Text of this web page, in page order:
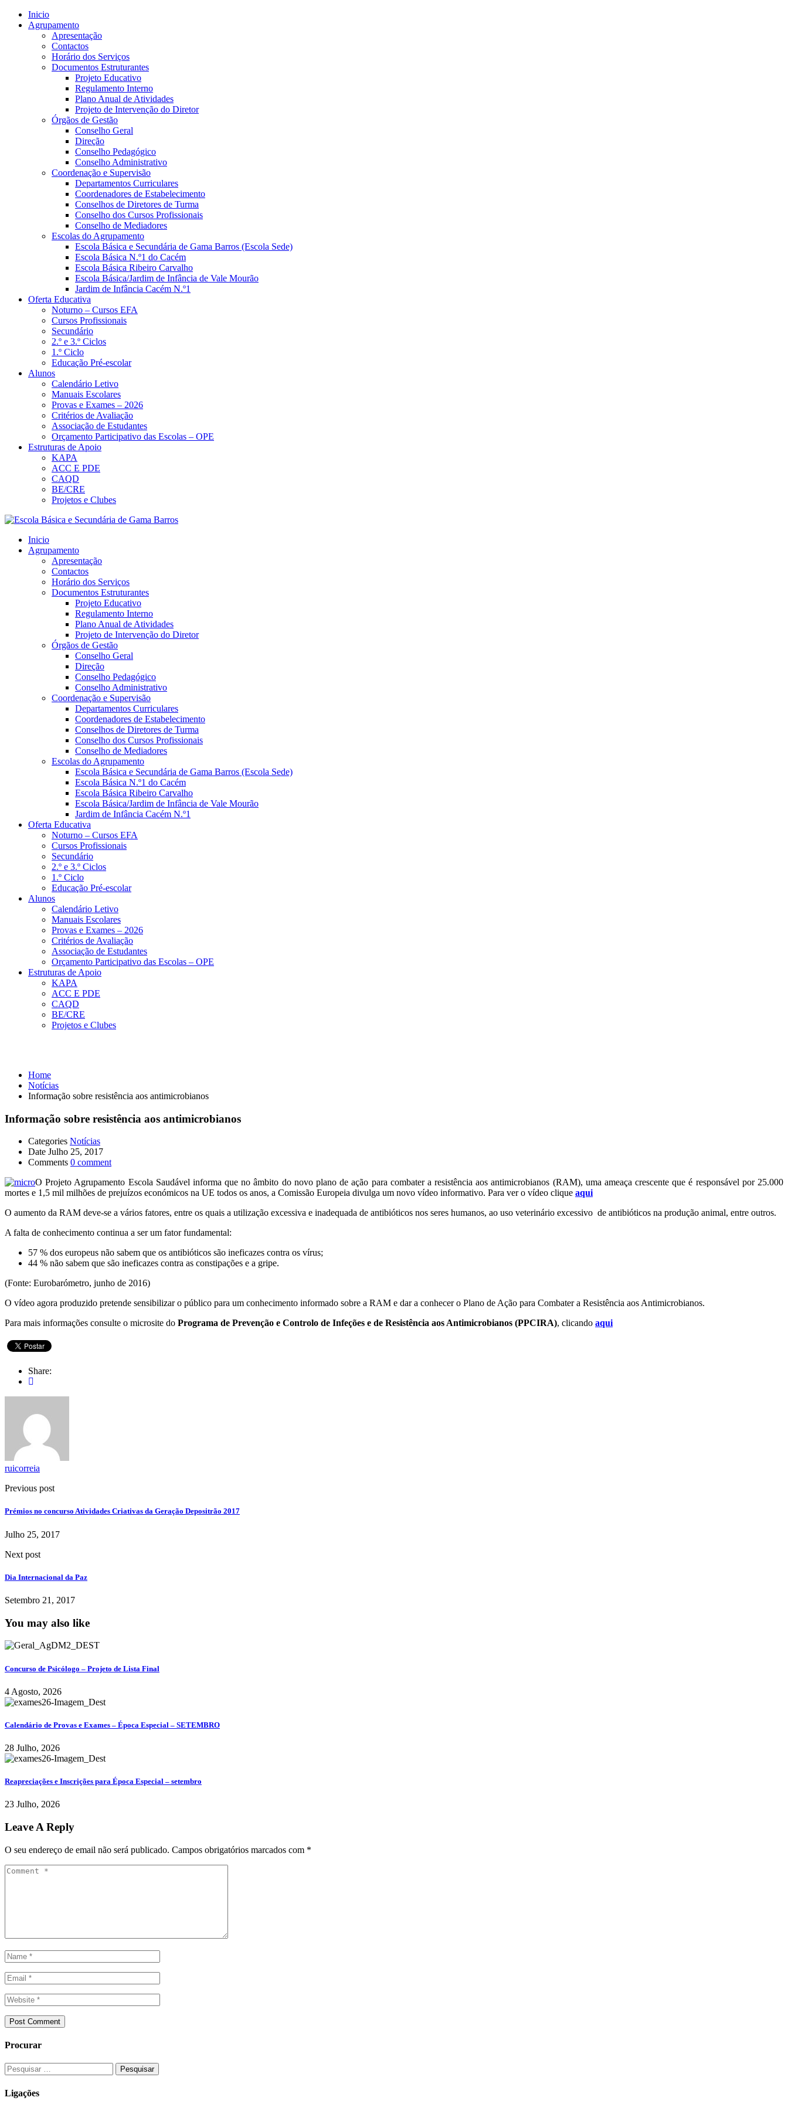
Inicio
Agrupamento
Apresentação
Contactos
Horário dos Serviços
Documentos Estruturantes
Projeto Educativo
Regulamento Interno
Plano Anual de Atividades
Projeto de Intervenção do Diretor
Órgãos de Gestão
Conselho Geral
Direção
Conselho Pedagógico
Conselho Administrativo
Coordenação e Supervisão
Departamentos Curriculares
Coordenadores de Estabelecimento
Conselhos de Diretores de Turma
Conselho dos Cursos Profissionais
Conselho de Mediadores
Escolas do Agrupamento
Escola Básica e Secundária de Gama Barros (Escola Sede)
Escola Básica N.º1 do Cacém
Escola Básica Ribeiro Carvalho
Escola Básica/Jardim de Infância de Vale Mourão
Jardim de Infância Cacém N.º1
Oferta Educativa
Noturno – Cursos EFA
Cursos Profissionais
Secundário
2.º e 3.º Ciclos
1.º Ciclo
Educação Pré-escolar
Alunos
Calendário Letivo
Manuais Escolares
Provas e Exames – 2026
Critérios de Avaliação
Associação de Estudantes
Orçamento Participativo das Escolas – OPE
Estruturas de Apoio
KAPA
ACC E PDE
CAQD
BE/CRE
Projetos e Clubes
Inicio
Agrupamento
Apresentação
Contactos
Horário dos Serviços
Documentos Estruturantes
Projeto Educativo
Regulamento Interno
Plano Anual de Atividades
Projeto de Intervenção do Diretor
Órgãos de Gestão
Conselho Geral
Direção
Conselho Pedagógico
Conselho Administrativo
Coordenação e Supervisão
Departamentos Curriculares
Coordenadores de Estabelecimento
Conselhos de Diretores de Turma
Conselho dos Cursos Profissionais
Conselho de Mediadores
Escolas do Agrupamento
Escola Básica e Secundária de Gama Barros (Escola Sede)
Escola Básica N.º1 do Cacém
Escola Básica Ribeiro Carvalho
Escola Básica/Jardim de Infância de Vale Mourão
Jardim de Infância Cacém N.º1
Oferta Educativa
Noturno – Cursos EFA
Cursos Profissionais
Secundário
2.º e 3.º Ciclos
1.º Ciclo
Educação Pré-escolar
Alunos
Calendário Letivo
Manuais Escolares
Provas e Exames – 2026
Critérios de Avaliação
Associação de Estudantes
Orçamento Participativo das Escolas – OPE
Estruturas de Apoio
KAPA
ACC E PDE
CAQD
BE/CRE
Projetos e Clubes
Home
Notícias
Informação sobre resistência aos antimicrobianos
Informação sobre resistência aos antimicrobianos
Categories Notícias
Date Julho 25, 2017
Comments 0 comment
O Projeto Agrupamento Escola Saudável informa que no âmbito do novo plano de ação para combater a resistência aos antimicrobianos (RAM), uma ameaça crescente que é responsável por 25.000
mortes e 1,5 mil milhões de prejuízos económicos na UE todos os anos, a Comissão Europeia divulga um novo vídeo informativo. Para ver o vídeo clique aqui
O aumento da RAM deve-se a vários fatores, entre os quais a utilização excessiva e inadequada de antibióticos nos seres humanos, ao uso veterinário excessivo de antibióticos na produção animal, entre outros.
A falta de conhecimento continua a ser um fator fundamental:
57 % dos europeus não sabem que os antibióticos são ineficazes contra os vírus;
44 % não sabem que são ineficazes contra as constipações e a gripe.
(Fonte: Eurobarómetro, junho de 2016)
O vídeo agora produzido pretende sensibilizar o público para um conhecimento informado sobre a RAM e dar a conhecer o Plano de Ação para Combater a Resistência aos Antimicrobianos.
Para mais informações consulte o microsite do Programa de Prevenção e Controlo de Infeções e de Resistência aos Antimicrobianos (PPCIRA), clicando aqui
Share:
ruicorreia
Previous post
Prémios no concurso Atividades Criativas da Geração Depositrão 2017
Julho 25, 2017
Next post
Dia Internacional da Paz
Setembro 21, 2017
You may also like
Concurso de Psicólogo – Projeto de Lista Final
4 Agosto, 2026
Calendário de Provas e Exames – Época Especial – SETEMBRO
28 Julho, 2026
Reapreciações e Inscrições para Época Especial – setembro
23 Julho, 2026
Leave A Reply
O seu endereço de email não será publicado. Campos obrigatórios marcados com *
Procurar
Pesquisar
por:
Ligações